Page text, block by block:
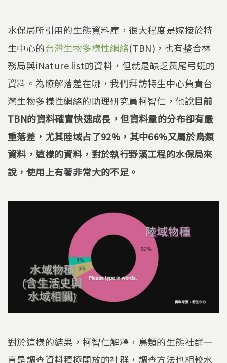
水保局所引用的生態資料庫，很大程度是嫁接於特
生中心的台灣生物多樣性網絡(TBN)，也有整合林
務局與iNature list的資料，但就是缺乏黃尾弓蜓的
資料。為瞭解落差在哪，我們拜訪特生中心負責台
灣生物多樣性網絡的助理研究員柯智仁，他說目前
TBN的資料確實快速成長，但資料量的分布卻有嚴
重落差，尤其陸域占了92%，其中66%又屬於鳥類
資料，這樣的資料，對於執行野溪工程的水保局來
說，使用上有著非常大的不足。
對於這樣的結果，柯智仁解釋，鳥類的生態社群一
直是調查資料積極開放的社群，調查方法也相較水